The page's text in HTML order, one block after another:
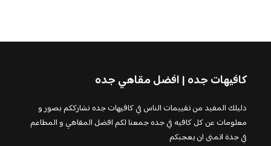
كافيهات جده | افضل مقاهي جده
دليلك المفيد من تقييمات الناس في كافيهات جده نشارككم بصور و
معلومات عن كل كافيه في جده جمعنا لكم افضل المقاهي و المطاعم
في جدة اتمنى ان يعجبكم